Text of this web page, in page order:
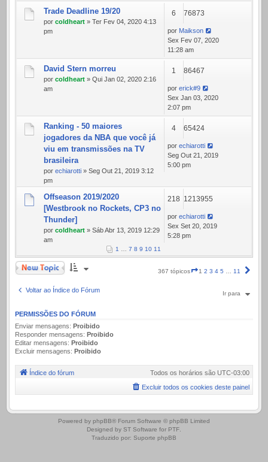
Trade Deadline 19/20
por coldheart » Ter Fev 04, 2020 4:13
pm
6 76873
por Maikson
Sex Fev 07, 2020
11:28 am
David Stern morreu
por coldheart » Qui Jan 02, 2020 2:16
am
1 86467
por erick#9
Sex Jan 03, 2020
2:07 pm
Ranking - 50 maiores
jogadores da NBA que você já
viu em transmissões na TV
brasileira
por echiarotti » Seg Out 21, 2019 3:12
pm
4 65424
por echiarotti
Seg Out 21, 2019
5:00 pm
Offseason 2019/2020
[Westbrook no Rockets, CP3 no
Thunder]
por coldheart » Sáb Abr 13, 2019 12:29
am
1 … 7 8 9 10 11
218 1213955
por echiarotti
Sex Set 20, 2019
5:28 pm
Novo Tópico
367 tópicos
Página
1 2 3 4 5 … 11
Voltar ao Índice do Fórum Ir para
PERMISSÕES DO FÓRUM
Enviar mensagens: Proibido
Responder mensagens: Proibido
Editar mensagens: Proibido
Excluir mensagens: Proibido
Índice do fórum Todos os horários são UTC-03:00
Excluir todos os cookies deste painel
.
Powered by phpBB® Forum Software © phpBB Limited
Designed by ST Software for PTF.
Traduzido por: Suporte phpBB